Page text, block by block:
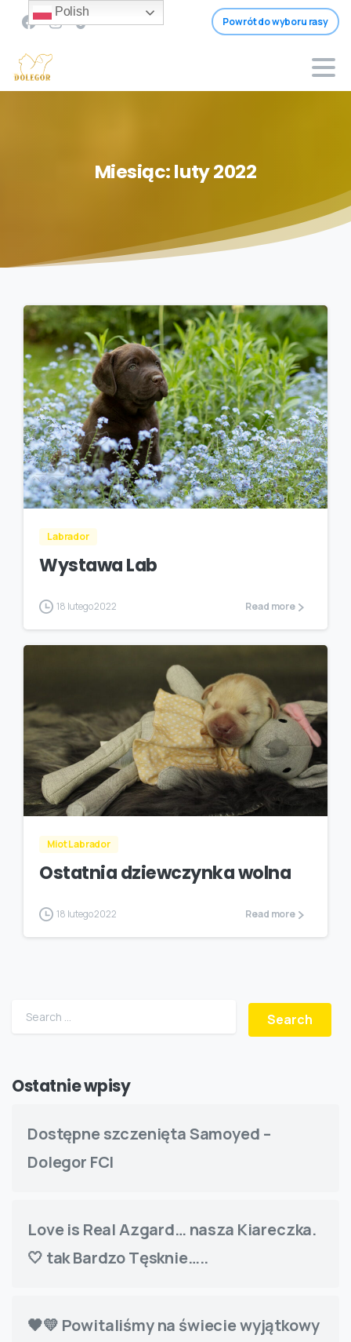
Powrót do wyboru rasy
Miesiąc:luty2022
Labrador
Wystawa Lab
18 lutego 2022 Read more
Miot Labrador
Ostatnia dziewczynka wolna
18 lutego 2022 Read more
Search for:
Ostatnie wpisy
Dostępne szczenięta Samoyed –
Dolegor FCI
Love is Real Azgard… nasza Kiareczka.
🤍 tak Bardzo Tęsknie…..
🖤💛 Powitaliśmy na świecie wyjątkowy
Polish